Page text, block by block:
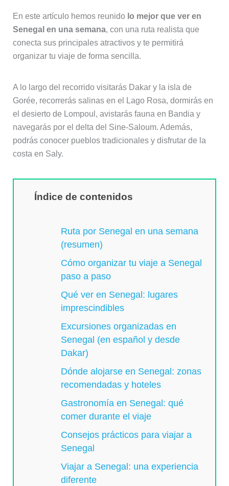
En este artículo hemos reunido lo mejor que ver en
Senegal en una semana, con una ruta realista que
conecta sus principales atractivos y te permitirá
organizar tu viaje de forma sencilla.
A lo largo del recorrido visitarás Dakar y la isla de
Gorée, recorrerás salinas en el Lago Rosa, dormirás en
el desierto de Lompoul, avistarás fauna en Bandia y
navegarás por el delta del Sine-Saloum. Además,
podrás conocer pueblos tradicionales y disfrutar de la
costa en Saly.
Índice de contenidos
Ruta por Senegal en una semana
(resumen)
Cómo organizar tu viaje a Senegal
paso a paso
Qué ver en Senegal: lugares
imprescindibles
Excursiones organizadas en
Senegal (en español y desde
Dakar)
Dónde alojarse en Senegal: zonas
recomendadas y hoteles
Gastronomía en Senegal: qué
comer durante el viaje
Consejos prácticos para viajar a
Senegal
Viajar a Senegal: una experiencia
diferente